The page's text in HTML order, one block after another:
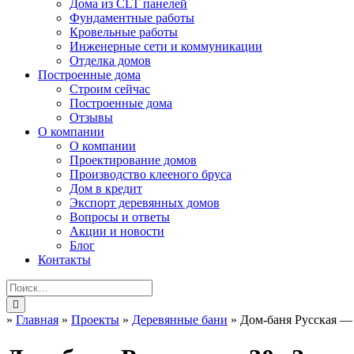
Дома из CLT панелей
Фундаментные работы
Кровельные работы
Инженерные сети и коммуникации
Отделка домов
Построенные дома
Строим сейчас
Построенные дома
Отзывы
О компании
О компании
Проектирование домов
Производство клееного бруса
Дом в кредит
Экспорт деревянных домов
Вопросы и ответы
Акции и новости
Блог
Контакты
» Главная » Проекты » Деревянные бани » Дом-баня Русская